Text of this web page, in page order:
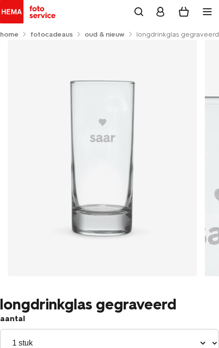
home fotocadeaus oud & nieuw longdrinkglas gegraveerd
longdrinkglas gegraveerd
aantal